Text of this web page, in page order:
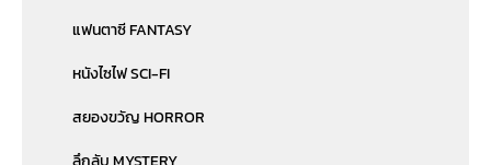
แฟนตาซี FANTASY
หนังไซไฟ SCI-FI
สยองขวัญ HORROR